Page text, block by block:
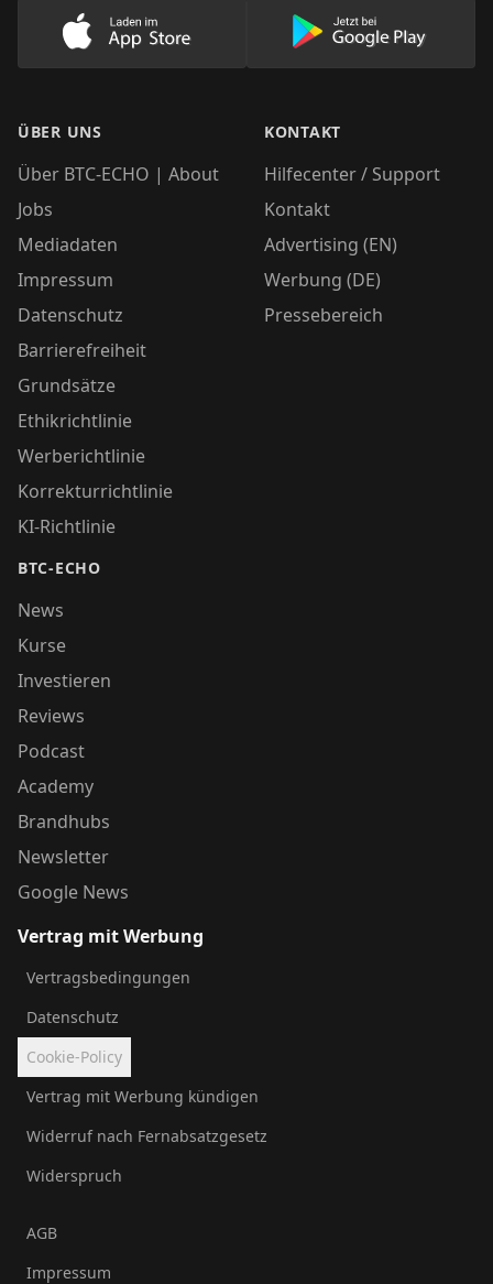
Lade unsere App im AppStore herunter
Lade unsere
ÜBER UNS
Über BTC-ECHO | About
Jobs
Mediadaten
Impressum
Datenschutz
Barrierefreiheit
Grundsätze
Ethikrichtlinie
Werberichtlinie
Korrekturrichtlinie
KI-Richtlinie
BTC-ECHO
News
Kurse
Investieren
Reviews
Podcast
Academy
Brandhubs
Newsletter
Google News
KONTAKT
Hilfecenter / Support
Kontakt
Advertising (EN)
Werbung (DE)
Pressebereich
Vertrag mit Werbung
Vertragsbedingungen
Datenschutz
Cookie-Policy
Vertrag mit Werbung kündigen
Widerruf nach Fernabsatzgesetz
Widerspruch
AGB
Impressum